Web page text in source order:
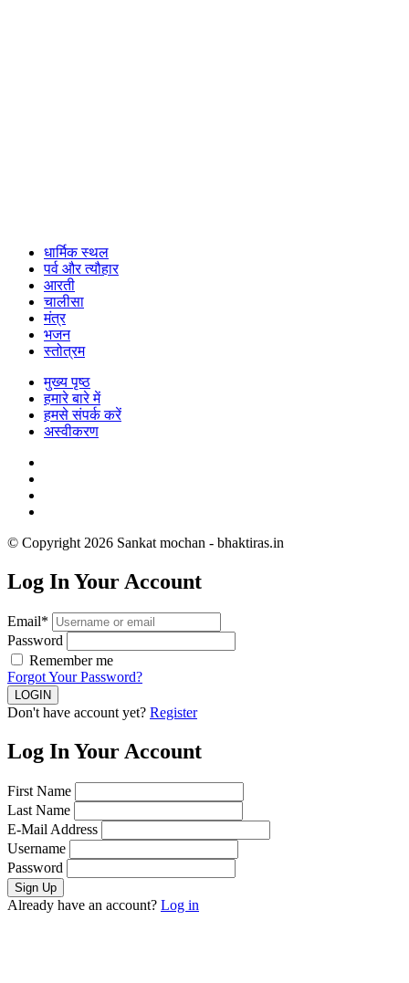
धार्मिक स्थल
पर्व और त्यौहार
आरती
चालीसा
मंत्र
भजन
स्तोत्रम
मुख्य पृष्ठ
हमारे बारे में
हमसे संपर्क करें
अस्वीकरण
© Copyright 2026 Sankat mochan - bhaktiras.in
Log In Your Account
Email*
Password
Remember me
Forgot Your Password?
Don't have account yet? Register
Log In Your Account
First Name
Last Name
E-Mail Address
Username
Password
Already have an account? Log in